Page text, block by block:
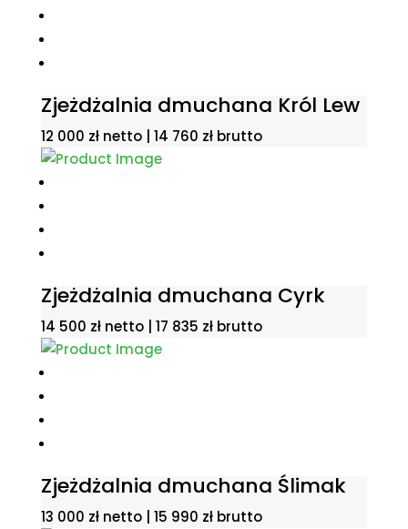
Zjeżdżalnia dmuchana Król Lew
12 000 zł netto | 14 760 złbrutto
Zjeżdżalnia dmuchana Cyrk
14 500 zł netto | 17 835 złbrutto
Zjeżdżalnia dmuchana Ślimak
13 000 zł netto | 15 990 złbrutto